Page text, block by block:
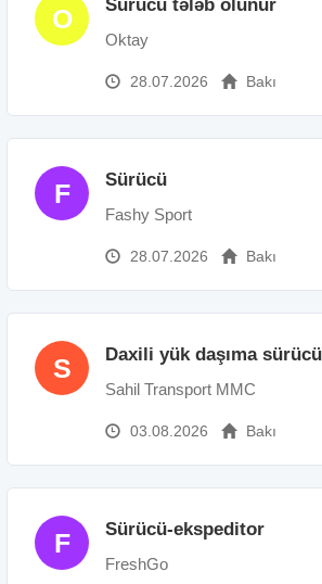
O Sürücü tələb olunur
Oktay
28.07.2026 Bakı
F Sürücü
Fashy Sport
28.07.2026 Bakı
S Daxili yük daşıma
Sahil Transport MMC
03.08.2026 Bakı
F Sürücü-ekspeditor
FreshGo